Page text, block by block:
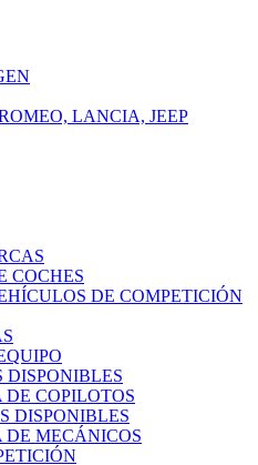
LANCIA, JEEP
COCHES
DE COMPETICIÓN
DISPONIBLES
COPILOTOS
DISPONIBLES
DE MECÁNICOS